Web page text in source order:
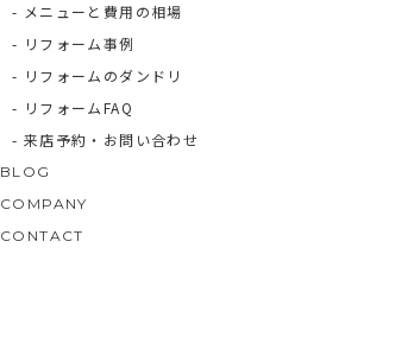
- メニューと費用の相場
- リフォーム事例
- リフォームのダンドリ
- リフォームFAQ
- 来店予約・お問い合わせ
BLOG
COMPANY
CONTACT